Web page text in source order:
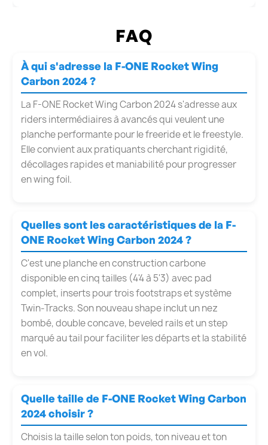
FAQ
À qui s'adresse la F-ONE Rocket Wing
Carbon 2024 ?
La F-ONE Rocket Wing Carbon 2024 s'adresse aux
riders intermédiaires à avancés qui veulent une
planche performante pour le freeride et le freestyle.
Elle convient aux pratiquants cherchant rigidité,
décollages rapides et maniabilité pour progresser
en wing foil.
Quelles sont les caractéristiques de la F-
ONE Rocket Wing Carbon 2024 ?
C'est une planche en construction carbone
disponible en cinq tailles (4'4 à 5'3) avec pad
complet, inserts pour trois footstraps et système
Twin-Tracks. Son nouveau shape inclut un nez
bombé, double concave, beveled rails et un step
marqué au tail pour faciliter les départs et la stabilité
en vol.
Quelle taille de F-ONE Rocket Wing Carbon
2024 choisir ?
Choisis la taille selon ton poids, ton niveau et ton